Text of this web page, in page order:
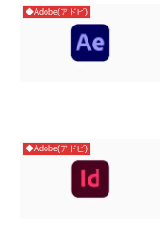
◆Adobe(アドビ)
◆Adobe(アドビ)